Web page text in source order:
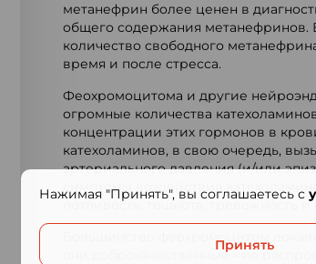
метанефрин более ценен в
общего содержания
количество свободного
время и после стресса.
Феохромоцитома и другие
огромные количества
концентрации этих гормонов в
катехоламинов, в свою очередь,
артериального давления (и/или
симптомы воздействия
потливость, тошнота, тревожность
Большинство феохромоцитом
они доброкачественные – не
Нажимая "Принять", вы соглашаетесь с
Принять